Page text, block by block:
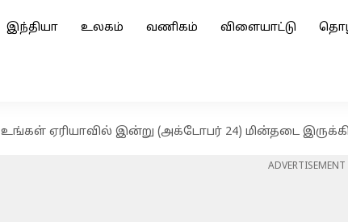
இந்தியா உலகம் வணிகம் விளையாட்டு
உங்கள் ஏரியாவில் இன்று (அக்டோபர் 24) மின்தடை
ADVERTISEMENT